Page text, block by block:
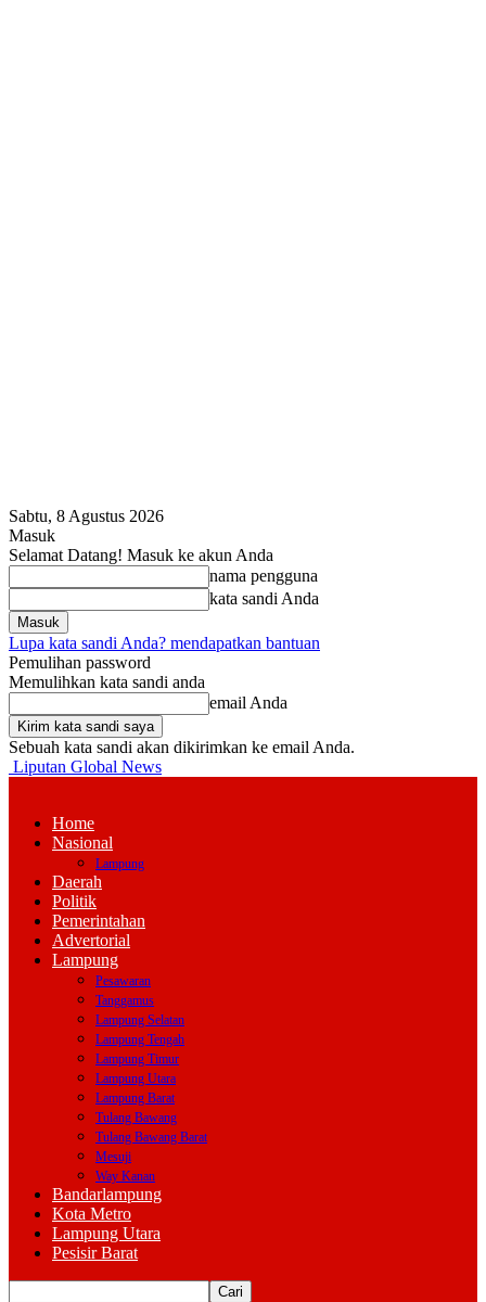
Sabtu, 8 Agustus 2026
Masuk
Selamat Datang! Masuk ke akun Anda
nama pengguna
kata sandi Anda
Lupa kata sandi Anda? mendapatkan bantuan
Pemulihan password
Memulihkan kata sandi anda
email Anda
Sebuah kata sandi akan dikirimkan ke email Anda.
Liputan Global News
Home
Nasional
Lampung
Daerah
Politik
Pemerintahan
Advertorial
Lampung
Pesawaran
Tanggamus
Lampung Selatan
Lampung Tengah
Lampung Timur
Lampung Utara
Lampung Barat
Tulang Bawang
Tulang Bawang Barat
Mesuji
Way Kanan
Bandarlampung
Kota Metro
Lampung Utara
Pesisir Barat